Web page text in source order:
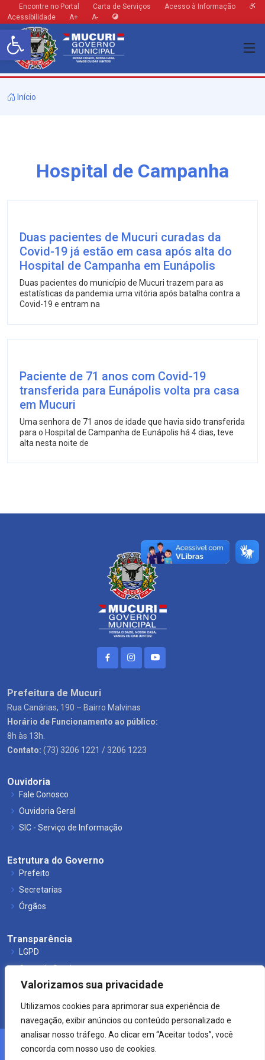
Barra de Ferramentas Aberta
Valorizamos sua privacidade
Utilizamos cookies para aprimorar sua experiência de
navegação, exibir anúncios ou conteúdo personalizado e
analisar nosso tráfego. Ao clicar em “Aceitar todos”, você
concorda com nosso uso de cookies.
Encontre no Portal Carta de Serviços
Acesso à Informação
Acessibilidade
A+ A-
Início
Hospital de Campanha
Duas pacientes de Mucuri curadas da
Covid-19 já estão em casa após alta do
Hospital de Campanha em Eunápolis
Duas pacientes do município de Mucuri trazem para as
estatísticas da pandemia uma vitória após batalha contra a
Covid-19 e entram na
Paciente de 71 anos com Covid-19
transferida para Eunápolis volta pra casa
em Mucuri
Uma senhora de 71 anos de idade que havia sido transferida
para o Hospital de Campanha de Eunápolis há 4 dias, teve
alta nesta noite de
Prefeitura de Mucuri
Rua Canárias, 190 – Bairro Malvinas
Horário de Funcionamento ao público:
8h às 13h.
Contato: (73) 3206 1221 / 3206 1223
Ouvidoria
Fale Conosco
Ouvidoria Geral
SIC - Serviço de Informação
Estrutura do Governo
Prefeito
Secretarias
Órgãos
Transparência
LGPD
Carta de Serviços
Leis Municipais